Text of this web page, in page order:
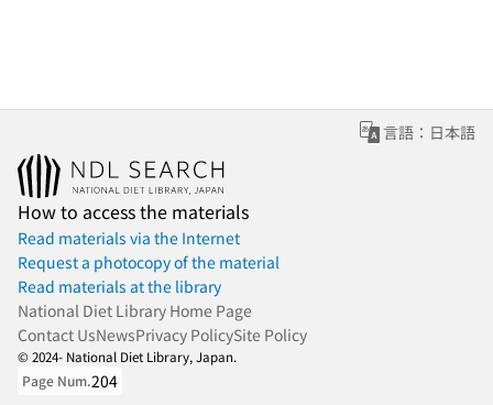
言語：日本語
How to access the materials
Read materials via the Internet
Request a photocopy of the material
Read materials at the library
National Diet Library Home Page
Contact UsNewsPrivacy PolicySite Policy
© 2024- National Diet Library, Japan.
Page Num.204